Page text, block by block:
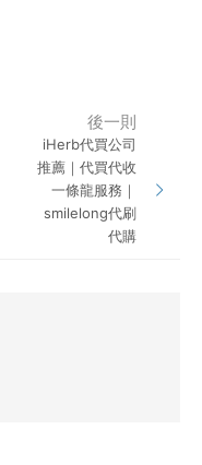
後一則
iHerb代買公司
推薦｜代買代收
一條龍服務｜
smilelong代刷
代購